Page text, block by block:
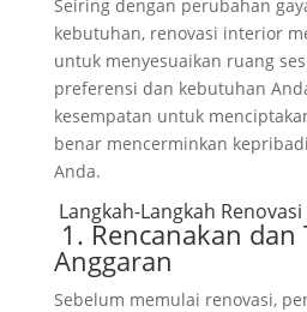
Seiring dengan perubahan
kebutuhan, renovasi interior
untuk menyesuaikan ruang
preferensi dan kebutuhan
kesempatan untuk
benar mencerminkan
Anda.
Langkah-Langkah
1. Rencanakan
Anggaran
Sebelum memulai renovasi,